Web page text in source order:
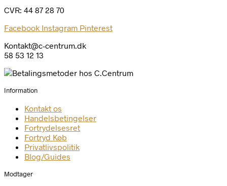
CVR: 44 87 28 70
Facebook Instagram Pinterest
Kontakt@c-centrum.dk
58 53 12 13
Information
Kontakt os
Handelsbetingelser
Fortrydelsesret
Fortryd Køb
Privatlivspolitik
Blog/Guides
Modtager